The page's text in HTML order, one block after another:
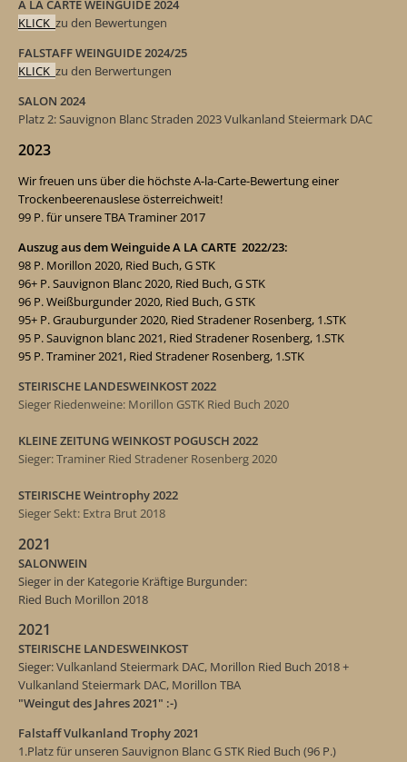
A LA CARTE WEINGUIDE 2024
KLICK zu den Bewertungen
FALSTAFF WEINGUIDE 2024/25
KLICK zu den Berwertungen
SALON 2024
Platz 2: Sauvignon Blanc Straden 2023 Vulkanland Steiermark DAC
2023
Wir freuen uns über die höchste A-la-Carte-Bewertung einer
Trockenbeerenauslese österreichweit!
99 P. für unsere TBA Traminer 2017
Auszug aus dem Weinguide A LA CARTE 2022/23:
98 P. Morillon 2020, Ried Buch, G STK
96+ P.Sauvignon Blanc 2020, Ried Buch, G STK
96 P.Weißburgunder 2020, Ried Buch, G STK
95+ P.Grauburgunder 2020, Ried Stradener Rosenberg, 1.STK
95 P.Sauvignon blanc 2021, Ried Stradener Rosenberg, 1.STK
95 P.Traminer 2021, Ried Stradener Rosenberg, 1.STK
STEIRISCHE LANDESWEINKOST 2022
Sieger Riedenweine: Morillon GSTK Ried Buch 2020
KLEINE ZEITUNG WEINKOST POGUSCH 2022
Sieger: Traminer Ried Stradener Rosenberg 2020
STEIRISCHE Weintrophy 2022
Sieger Sekt: Extra Brut 2018
2021
SALONWEIN
Sieger in der Kategorie Kräftige Burgunder:
Ried Buch Morillon 2018
2021
STEIRISCHE LANDESWEINKOST
Sieger: Vulkanland Steiermark DAC, Morillon Ried Buch 2018 +
Vulkanland Steiermark DAC, Morillon TBA
"Weingut des Jahres 2021" :-)
Falstaff Vulkanland Trophy 2021
1.Platz für unseren Sauvignon BlancG STK Ried Buch (96 P.)